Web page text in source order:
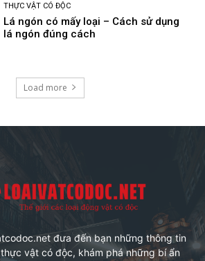
THỰC VẬT CÓ ĐỘC
Lá ngón có mấy loại – Cách sử dụng
lá ngón đúng cách
Load more
đưa đến bạn những thông tin
vật có độc, khám phá những bí ẩn